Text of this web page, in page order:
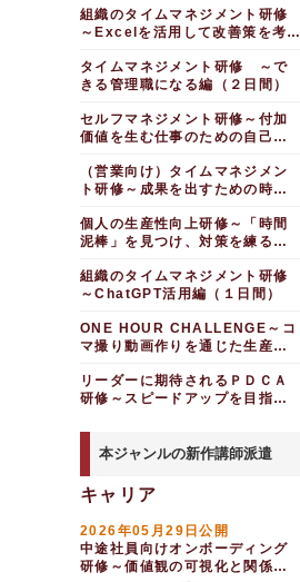
女性のためのスマートワ
ーク研修～自分らしい働き方で
職場に貢献する
女性リーダー研修～キャ
の自信をつける」
女性のためのキャリアア
女性向けキャリアデザイ
ン研修～中堅社員としてのスキ
ルアップとキャリア形成
ワーキングマザー向けキ
モチベーションを向上させる
ジョブ・クラフティング
のある仕事に変える
ジティブシンキングを仕事に活
用する
ランク上の仕事を目指す
研修～仕事の「慣れ」に打ち勝
ち、成長を続ける
30歳の壁を乗り越える
研修～キャリアの不安にスキル
アップで備える
モチベーションの源発見
研修～自分の価値観を探る（半
日間）
仕事の意欲向上研修～ポ
用する
ベテラン・シニア層向け
な価値を生み出す編
ベテランのマインドチェ
ンジ研修～期待される存在であ
り続けるために
キャリア開発を支援する
管理職向け部下のキャリ
ア形成支援研修～成長プランの
管理職研修～部下のキャ
リア開発支援を実践する
１対１面談研修～部下の
キャリア開発支援
ゆっくり学ぶ部下のキャ
メンターフォロー研修～
する（半日間）
研修～行動経済学を具体的シー
ンの中で活用する
研修～アドラー心理学を活用
し、部下を勇気づける
主体性を引き出すスキルを習得
する
コーチング研修（実践
編）～動機付けとキャリアサポ
ート
部下の育て方研修～面談
とフィードバックで経験学習サ
イクルを回す
安心して仕事ができる環境を作る
部下とのコミュニケーシ
高い職場を作る
従業員エンゲージメント
向上研修～働きがいのある職場
づくりとチームの活性化
職場づくり（半日間）
（２日間）
ト研修～離職防止のための取組
みの進め方（半日間）
間）
推進研修 ～指導方法実践編
（半日間）
推進研修 ～メンバー全員が成
長できる職場作り編（１日間）
職向けマネジメントとキャリア
面談編（半日間）
【昇進して初めて管理職となる方向
け】
【まとめ】管理職研修
新任管理職研修 自信を
持ってマネジメントを始める編
新任管理職研修～自信を
持ってマネジメントを始める編
新任管理職研修 ～マネ
ジメント基礎力向上編（１日
新任管理職研修 ～ビジ
ョンの共有と部下育成編（１日
新任管理職研修 部下の
強みを引き出す編（１日間）
新任管理職研修 経営視
点を持ち、マネジメントする
じっくり深めるＡＩ入門
研修～基礎を学び、ビジネス活
はじめての人事給与事務
はじめての人事採用事務
研修
はじめての経理実務研修
～日次・月次基礎業務編
コンプライアンス研修～判断力
を養う（半日間）
してのモラル・倫理観を高める
（半日間）
ける「モラル」を考えるワーク
ショップ
【リーガルセミナー】イ
ンサイダー取引～規制の４要素
を理解する（１時間）
部下のキャリア開発支援
ＣＤＰ策定研修～キャリ
１対１面談研修～部下の
キャリア開発支援
キャリア面談力向上研修
～ロープレ実践編
研修～キャリア支援編（２時
間）
成支援（半日間）
研修～先を見通し、離職を防止
男性のための部下育成研
修～女性リーダーの活躍を支援
する
組織のタイムマネジメント研修
～Excelを活用して改善策を考え
タイムマネジメント研修 ～で
きる管理職になる編（２日間）
セルフマネジメント研修～付加
価値を生む仕事のための自己管
（営業向け）タイムマネジメン
ト研修～成果を出すための時間
個人の生産性向上研修～「時間
泥棒」を見つけ、対策を練る編
組織のタイムマネジメント研修
～ChatGPT活用編（１日間）
ONE HOUR CHALLENGE～コ
マ撮り動画作りを通じた生産性
リーダーに期待されるＰＤＣＡ
研修～スピードアップを目指す
本ジャンルの新作講師派遣
キャリア
2026年05月29日公開
中途社員向けオンボーディング
研修～価値観の可視化と関係構